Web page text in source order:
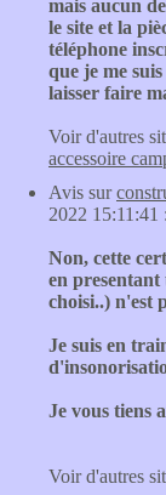
mais aucun
le site et la
téléphone
que je me
laisser faire
Voir d'autres
accessoire
Avis sur
2022 15:11:41 :
Non, cette
en
choisi..) n'est
Je suis en
Je vous tiens
Voir d'autres